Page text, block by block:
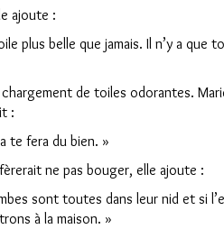
ajoute :
plus belle que jamais. Il n’y a que
de toiles odorantes.
:
te fera du bien. »
ne pas bouger, elle ajoute :
sont toutes dans leur nid et si
à la maison. »